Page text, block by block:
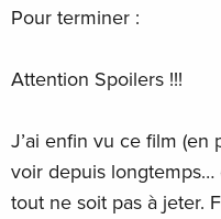
Pour terminer :
Attention Spoilers !!!
J’ai enfin vu ce film (en
voir depuis longtemps…
tout ne soit pas à jeter.